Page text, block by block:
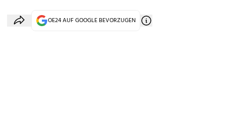
OE24 AUF GOOGLE BEVORZUGEN